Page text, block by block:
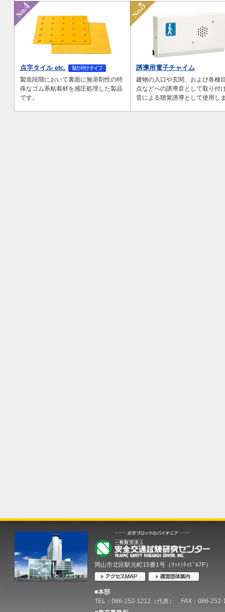
点字タイル etc.
製造段階において裏面に無溶剤性の特
殊なゴム系粘着材を感圧処理した製品
です。
誘導用電子チャイム
建物の入口や玄関、および各種
点などへの誘導音として取り付
音による聴覚誘導として使用し
岡山市北区駅元町15番1号（ﾘｯﾄｼﾃｨﾋﾞﾙ7F）
■本部
TEL：086-252-1212（代表） FAX：086-252-